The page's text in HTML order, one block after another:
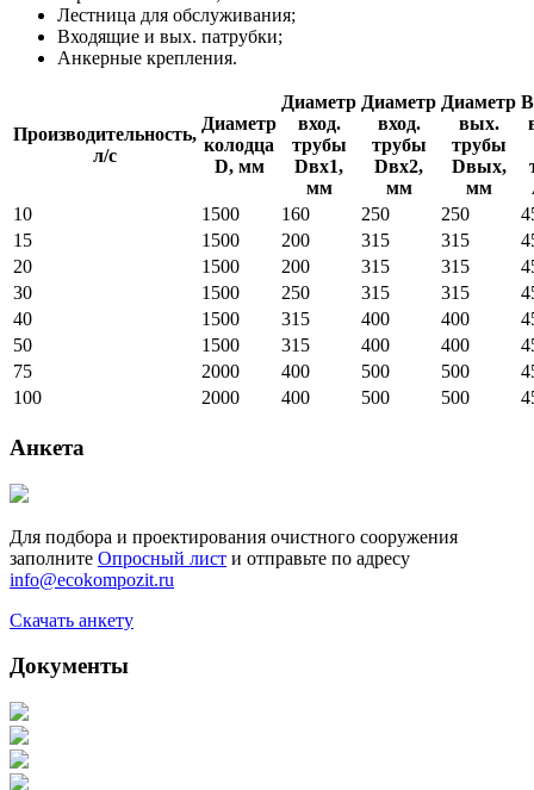
Лестница для обслуживания;
Входящие и вых. патрубки;
Анкерные крепления.
Производительность,
л/с
Диаметр
колодца
D, мм
Диаметр
вход.
трубы
Dвх1,
мм
Диаметр
вход.
трубы
Dвх2,
мм
Диаметр
вых.
трубы
Dвых,
мм
10
1500 160 250 250
15
1500 200 315 315
20
1500 200 315 315
30
1500 250 315 315
40
1500 315 400 400
50
1500 315 400 400
75
2000 400 500 500
100
2000 400 500 500
Анкета
Для подбора и проектирования очистного сооружения
заполните Опросный лист и отправьте по адресу
info@ecokompozit.ru
Скачать анкету
Документы